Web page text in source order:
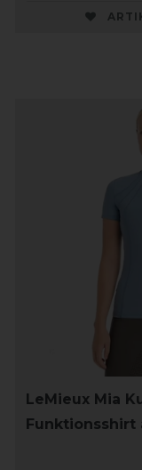
LeMieux Mia
Funktionsshirt